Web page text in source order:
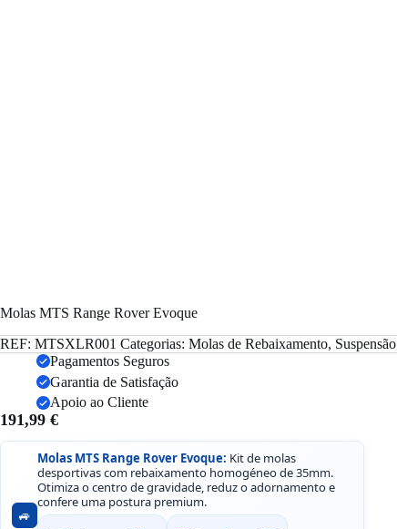
Molas MTS Range Rover Evoque
REF: MTSXLR001 Categorias: Molas de Rebaixamento, Suspensão
Pagamentos Seguros
Garantia de Satisfação
Apoio ao Cliente
191,99 €
🚙
Molas MTS Range Rover Evoque: Kit de molas
desportivas com rebaixamento homogéneo de 35mm.
Otimiza o centro de gravidade, reduz o adornamento e
confere uma postura premium.